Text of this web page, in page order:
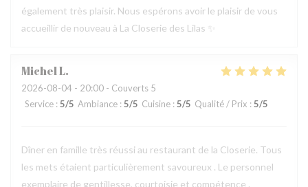
également très plaisir. Nous espérons avoir le plaisir de vous
accueillir de nouveau à La Closerie des Lilas ✨
MichelL
2026-08-04 - 20:00 - Couverts 5
Service : 5/5 Ambiance : 5/5 Cuisine : 5/5 Qualité / Prix : 5/5
Dîner en famille très réussi au restaurant de la Closerie. Tous
les mets étaient particulièrement savoureux . Le personnel
exemplaire de gentillesse, courtoisie et compétence .